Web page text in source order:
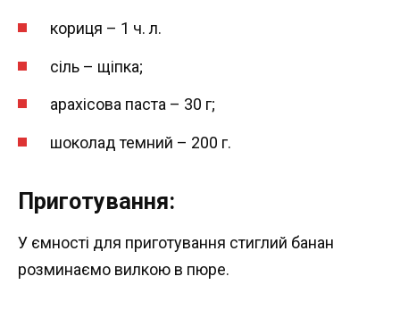
кориця – 1 ч. л.
сіль – щіпка;
арахісова паста – 30 г;
шоколад темний – 200 г.
Приготування:
У ємності для приготування стиглий банан
розминаємо вилкою в пюре.